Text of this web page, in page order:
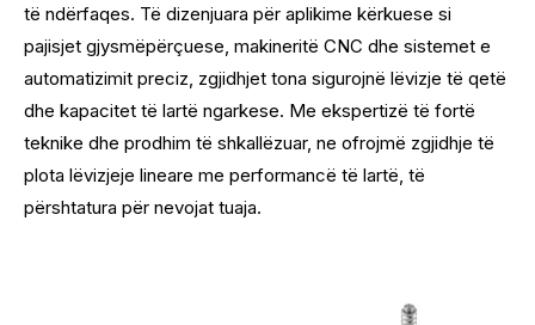
të ndërfaqes. Të dizenjuara për aplikime kërkuese si
pajisjet gjysmëpërçuese, makineritë CNC dhe sistemet e
automatizimit preciz, zgjidhjet tona sigurojnë lëvizje të qetë
dhe kapacitet të lartë ngarkese. Me ekspertizë të fortë
teknike dhe prodhim të shkallëzuar, ne ofrojmë zgjidhje të
plota lëvizjeje lineare me performancë të lartë, të
përshtatura për nevojat tuaja.